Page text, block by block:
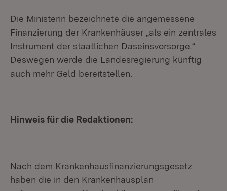
Die Ministerin bezeichnete die angemessene
Finanzierung der Krankenhäuser „als ein zentrales
Instrument der staatlichen Daseinsvorsorge.“
Deswegen werde die Landesregierung künftig
auch mehr Geld bereitstellen.
Hinweis für die Redaktionen:
Nach dem Krankenhausfinanzierungsgesetz
haben die in den Krankenhausplan